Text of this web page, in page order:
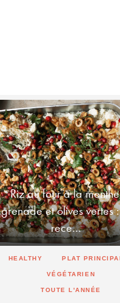
Riz au four à la
grenade et olives vertes
rece…
HEALTHY PLAT
VÉGÉTARIEN
TOUTE L'ANNÉE